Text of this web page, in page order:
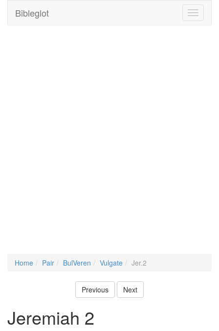
Toggle
Bibleglot
Home Pair BulVeren Vulgate Jer.2
Previous Next
Jeremiah 2